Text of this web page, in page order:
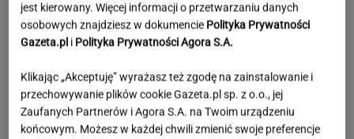
To najdłuższe jezioro w Polsce. Ma aż 16 wysp
Podajemy trzy miasta, a ty zgadujesz kraj.
Łatwizna? Nie do końca
jest kierowany. Więcej informacji o przetwarzaniu danych
osobowych znajdziesz w dokumencie Polityka Prywatności
Gazeta.pl i Polityka Prywatności Agora S.A.
Klikając „Akceptuję” wyrażasz też zgodę na zainstalowanie i
przechowywanie plików cookie Gazeta.pl sp. z o.o., jej
Zaufanych Partnerów i Agora S.A. na Twoim urządzeniu
końcowym. Możesz w każdej chwili zmienić swoje preferencje